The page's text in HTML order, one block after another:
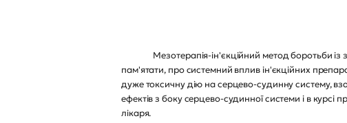
Мезотерапія-ін'єкційний метод боротьби із
пам'ятати, про системний вплив ін'єкційних
дуже токсичну дію на серцево-судинну систему,
ефектів з боку серцево-судинної системи і в
лікаря.